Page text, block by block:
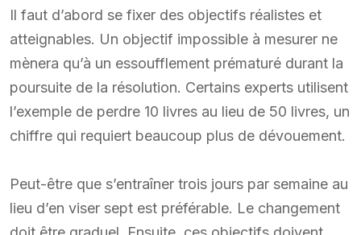
Il faut d’abord se fixer des objectifs réalistes et
atteignables. Un objectif impossible à mesurer ne
mènera qu’à un essoufflement prématuré durant la
poursuite de la résolution. Certains experts utilisent
l’exemple de perdre 10 livres au lieu de 50 livres, un
chiffre qui requiert beaucoup plus de dévouement.
Peut-être que s’entraîner trois jours par semaine au
lieu d’en viser sept est préférable. Le changement